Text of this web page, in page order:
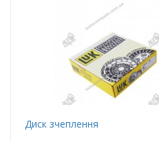
Диск зчеплення